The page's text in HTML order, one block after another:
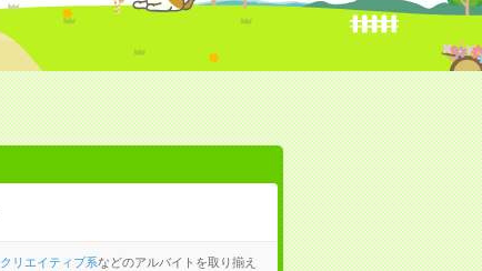
クリエイティブ系などのアルバイトを取り揃え